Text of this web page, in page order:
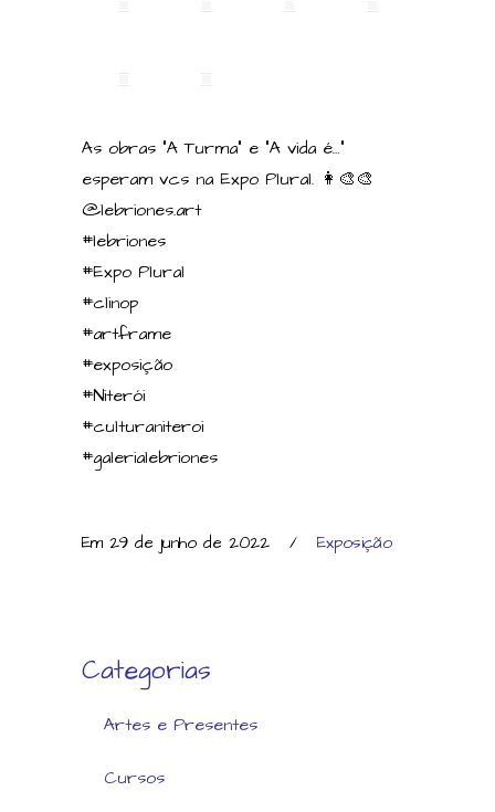
As obras “A Turma” e “A vida é…”
esperam vcs na Expo Plural. 👩‍🎨🎨
@lebriones.art
#lebriones
#Expo Plural
#clinop
#artframe
#exposição
#Niterói
#culturaniteroi
#galerialebriones
Em 29 de junho de 2022 / Exposição
Categorias
Artes e Presentes
Cursos